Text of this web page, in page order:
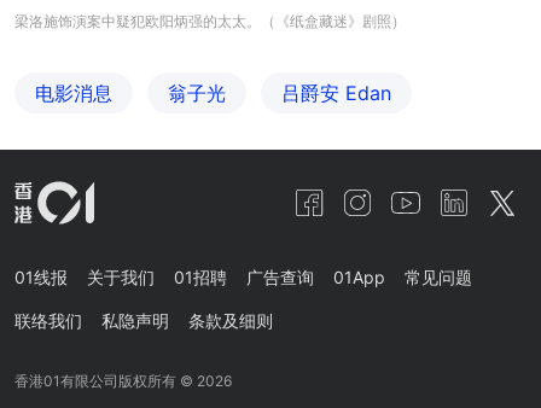
梁洛施饰演案中疑犯欧阳炳强的太太。（《纸盒藏迷》剧照）
电影消息 翁子光 吕爵安 Edan
01线报 关于我们 01招聘 广告查询 01App 常见问题
联络我们 私隐声明 条款及细则
香港01有限公司版权所有 © 2026